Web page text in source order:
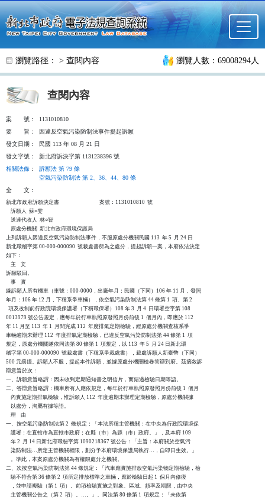
跳至主要內容
瀏覽路徑： > 查閱內容 瀏覽人數：69008294人
查閱內容
案 號：
1131010810
要
旨：
因違反空氣污染防制法事件提起訴願
發文日期：
民國 113 年 08 月 21 日
發文字號：
新北府訴決字第 1131238396 號
相關法條 ：
訴願法 第 79 條
空氣污染防制法 第 2、36、44、80 條
全
文：
新北市政府訴願決定書                                  案號：1131010810  號
    訴願人  蘇○雯
    送達代收人  林○智
    原處分機關  新北市政府環境保護局
上列訴願人因違反空氣污染防制法事件，不服原處分機關民國 113  年 5  月 24 日
新北環稽字第 00-000-000090  號裁處書所為之處分，提起訴願一案，本府依法決定
如下：
    主    文
訴願駁回。
    事    實
緣訴願人所有機車（車號：000-0000，出廠年月：民國（下同）106 年 11 月，發照
年月：106 年 12 月，下稱系爭車輛），依空氣污染防制法第 44 條第 1  項、第 2
  項及改制前行政院環境保護署（下稱環保署）108 年 3  月 4  日環署空字第 108
0013979 號公告規定，應每年於行車執照原發照月份前後 1  個月內，即應於 112
年 11 月至 113  年 1  月間完成 112  年度排氣定期檢驗，經原處分機關查核系爭
車輛逾期未辦理 112  年度排氣定期檢驗，已違反空氣污染防制法第 44 條第 1  項
規定，原處分機關遂依同法第 80 條第 1  項規定，以 113  年 5  月 24 日新北環
稽字第 00-000-000090  號裁處書（下稱系爭裁處書），裁處訴願人新臺幣（下同）
500 元罰鍰。訴願人不服，提起本件訴願，並據原處分機關檢卷答辯到府。茲摘敘訴
辯意旨於次：
一、訴願意旨略謂：因未收到定期通知書之明信片，而錯過檢驗日期等語。
二、答辯意旨略謂：機車所有人應依規定，每年於行車執照原發照月份前後 1  個月
    內實施定期排氣檢驗，惟訴願人 112  年度逾期未辦理定期檢驗，原處分機關據
    以處分，洵屬有據等語。
    理    由
一、按空氣污染防制法第 2  條規定：「本法所稱主管機關：在中央為行政院環境保
    護署；在直轄市為直轄市政府；在縣（市）為縣（市）政府。」，及本府 109
    年 2  月 14 日新北府環秘字第 1090218367 號公告：「主旨：本府關於空氣污
    染防制法…所定主管機關權限，劃分予本府環境保護局執行…，自即日生效。」
    。準此，本案原處分機關為有權限處分之機關。
二、次按空氣污染防制法第 44 條規定：「汽車應實施排放空氣污染物定期檢驗，檢
    驗不符合第 36 條第 2  項所定排放標準之車輛，應於檢驗日起 1  個月內修復
    ，並申請複驗（第 1  項）。前項檢驗實施之對象、區域、頻率及期限，由中央
    主管機關公告之（第 2  項）。…。」、同法第 80 條第 1  項規定：「未依第